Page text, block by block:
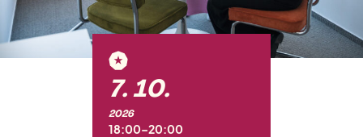
7. 10.
2026
18:00–20:00